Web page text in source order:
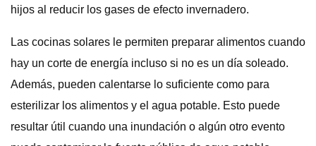
hijos al reducir los gases de efecto invernadero.
Las cocinas solares le permiten preparar alimentos cuando
hay un corte de energía incluso si no es un día soleado.
Además, pueden calentarse lo suficiente como para
esterilizar los alimentos y el agua potable. Esto puede
resultar útil cuando una inundación o algún otro evento